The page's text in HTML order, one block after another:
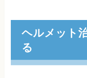
ヘルメット
る